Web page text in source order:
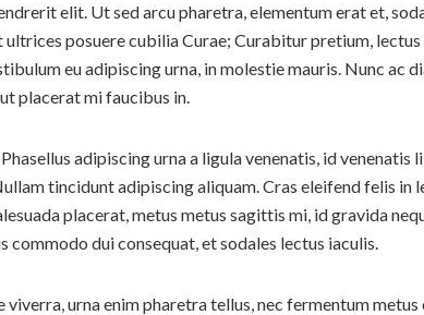
elit. Ut sed arcu pharetra, elementum erat et,
posuere cubilia Curae; Curabitur pretium,
eu adipiscing urna, in molestie mauris. Nunc ac
placerat mi faucibus in.
adipiscing urna a ligula venenatis, id
tincidunt adipiscing aliquam. Cras eleifend felis in
placerat, metus metus sagittis mi, id gravida
dui consequat, et sodales lectus iaculis.
urna enim pharetra tellus, nec fermentum